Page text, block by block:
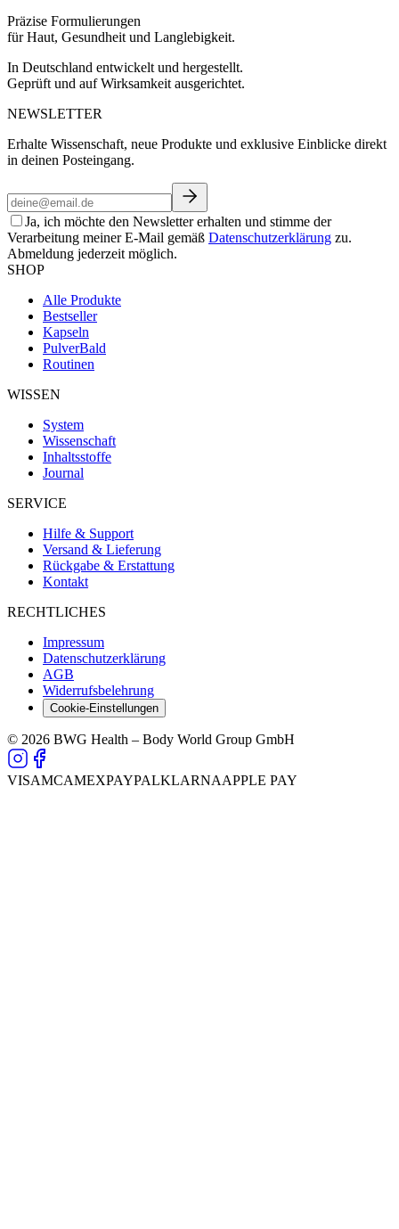
Präzise Formulierungen
für Haut, Gesundheit und Langlebigkeit.
In Deutschland entwickelt und hergestellt.
Geprüft und auf Wirksamkeit ausgerichtet.
NEWSLETTER
Erhalte Wissenschaft, neue Produkte und exklusive Einblicke direkt
in deinen Posteingang.
Ja, ich möchte den Newsletter erhalten und stimme der
Verarbeitung meiner E-Mail gemäß Datenschutzerklärung zu.
Abmeldung jederzeit möglich.
SHOP
Alle Produkte
Bestseller
Kapseln
PulverBald
Routinen
WISSEN
System
Wissenschaft
Inhaltsstoffe
Journal
SERVICE
Hilfe & Support
Versand & Lieferung
Rückgabe & Erstattung
Kontakt
RECHTLICHES
Impressum
Datenschutzerklärung
AGB
Widerrufsbelehrung
Cookie-Einstellungen
© 2026 BWG Health – Body World Group GmbH
VISAMCAMEXPAYPALKLARNAAPPLE PAY